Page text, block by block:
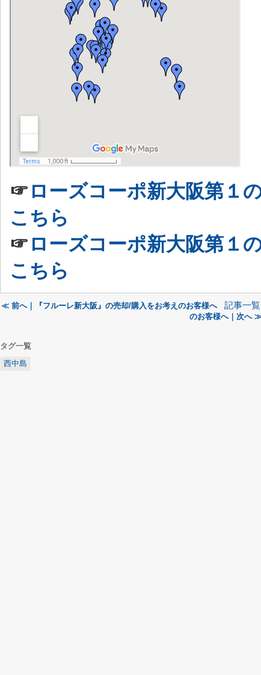
☞ ローズコーポ新大阪第１
こちら
☞ ローズコーポ新大阪第１
こちら
≪ 前へ｜『フルーレ新大阪』の売却/購入をお考えのお客様へ 記事一覧
のお客様へ｜次へ
タグ一覧
西中島